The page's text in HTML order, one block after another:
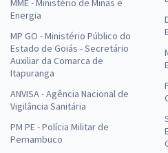
MME - Ministério de Minas e
Energia
MP GO - Ministério Público do
Estado de Goiás - Secretário
Auxiliar da Comarca de
Itapuranga
ANVISA - Agência Nacional de
Vigilância Sanitária
PM PE - Polícia Militar de
Pernambuco